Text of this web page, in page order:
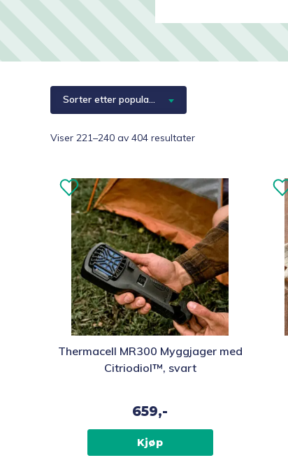
Reservedeler
Sorter etter popularitet
Viser 221–240 av 404 resultaterSortert
Thermacell MR300 Myggjager med
Citriodiol™, svart
659,-
Kjøp